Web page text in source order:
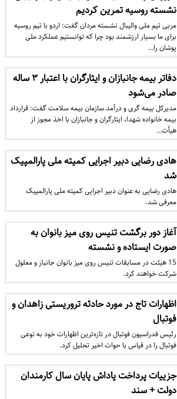
نشسته روسیه تمرین کردیم
مربی تیم ملی والیبال نشسته مردان گفت: اردو با تیم روسیه
برای ما بسیار ارزشمند بود چرا که توانستیم عملکرد ملی
پوشان را…
دفاتر بیمه جانبازان و ایثارگران با اعتبار ۳ ساله
صادر می‌شود
مدیرکل بیمه گری و درآمد سازمان بیمه سلامت گفت: قرارداد
بیمه خانواده شهدا، ایثارگران و جانبازان با اخذ مجوز از
هیأت…
هادی رضایی دبیر اجرایی کمیته ملی پارالمپیک
شد
هادی رضایی به عنوان دبیر اجرایی کمیته ملی پارالمپیک
معرفی شد.
آغاز دور برگشت تنیس روی میز بانوان به
صورت ایستاده و نشسته
15 هیئت در مسابقات تنیس روی میز بانوان جانباز و معلول
شرکت خواهند کرد.
اظهارات تاج در مورد حادثه تروریستی زاهدان و
فوتبال
رئیس فدراسیون فوتبال در تازه‌ترین اظهارات خود به نوعی
فوتبال را در قیاس با حواث اخیر تحلیل کرد.
جزییات پرداخت پاداش پایان سال کارمندان
دولت + سند